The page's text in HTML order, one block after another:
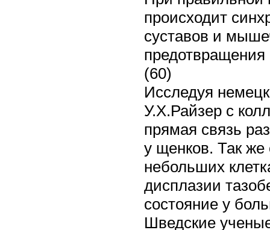
происходит
суставов и
(60)
Исследуя
У.Х.Райзер с
прямая связь
у щенков. Так же
небольших
дисплазии
состояние у
Шведские